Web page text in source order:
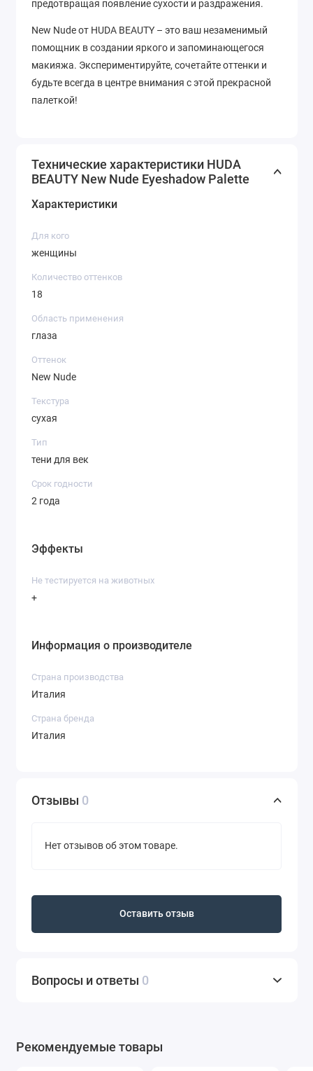
предотвращая появление сухости и раздражения.
New Nude от HUDA BEAUTY – это ваш незаменимый
помощник в создании яркого и запоминающегося
макияжа. Экспериментируйте, сочетайте оттенки и
будьте всегда в центре внимания с этой прекрасной
палеткой!
Технические характеристики HUDA
BEAUTY New Nude Eyeshadow Palette
Характеристики
Для кого
женщины
Количество оттенков
18
Область применения
глаза
Оттенок
New Nude
Текстура
сухая
Тип
тени для век
Срок годности
2 года
Эффекты
Не тестируется на животных
+
Информация о производителе
Страна производства
Италия
Страна бренда
Италия
Отзывы 0
Нет отзывов об этом товаре.
Оставить отзыв
Вопросы и ответы 0
Рекомендуемые товары